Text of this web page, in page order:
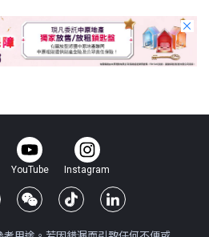
YouTube Instagram